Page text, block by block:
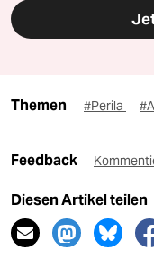
Themen #Perila
Feedback
Diesen Artikel teilen